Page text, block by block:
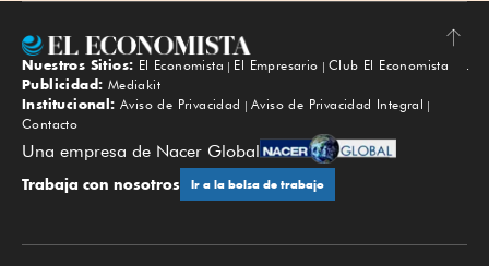
Subir
Nuestros Sitios: El Economista El Empresario
Club El Economista
Publicidad: Mediakit
Institucional: Aviso de Privacidad
Aviso de Privacidad Integral
Contacto
Una empresa de Nacer Global
Trabaja con nosotros Ir a la bolsa de trabajo